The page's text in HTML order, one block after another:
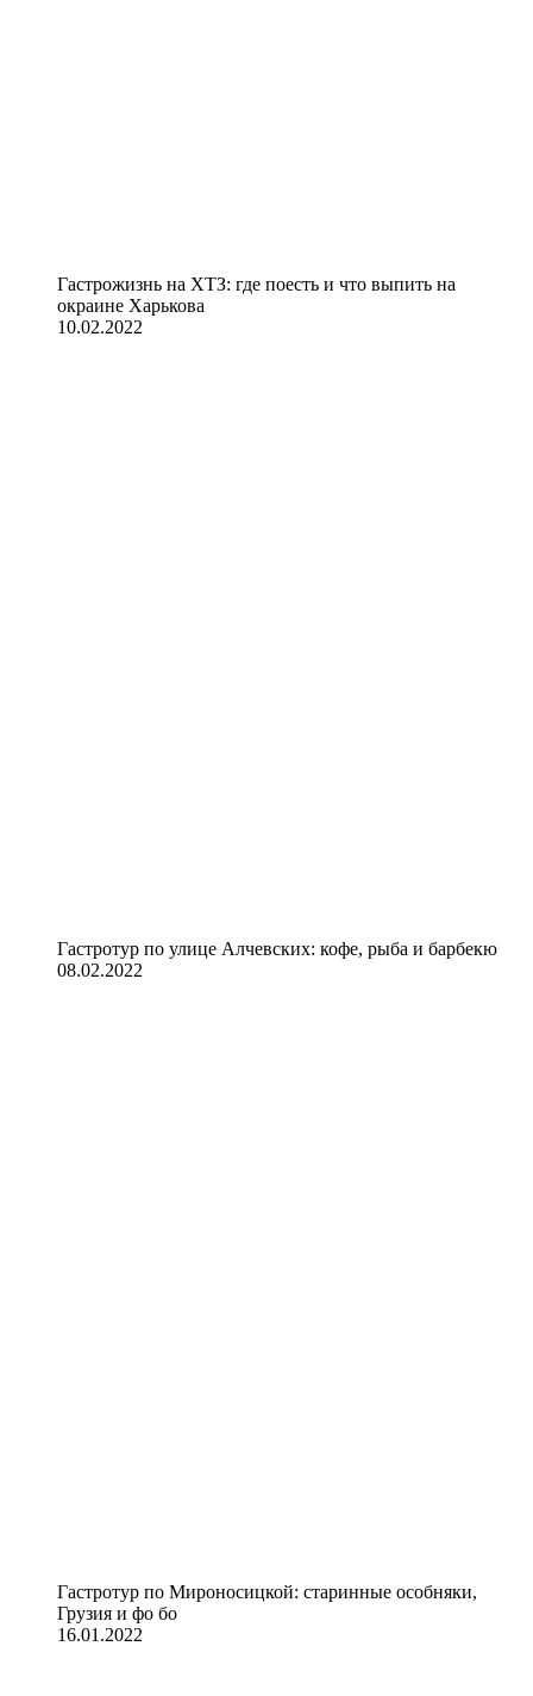
Гастрожизнь на ХТЗ: где поесть и что выпить на
окраине Харькова
10.02.2022
Гастротур по улице Алчевских: кофе, рыба и барбекю
08.02.2022
Гастротур по Мироносицкой: старинные особняки,
Грузия и фо бо
16.01.2022